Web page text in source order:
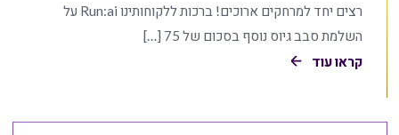
רצים יחד למרחקים ארוכים! ברכות ללקוחותינו Run:ai על
השלמת סבב גיוס נוסף בסכום של 75 […]
קראו עוד